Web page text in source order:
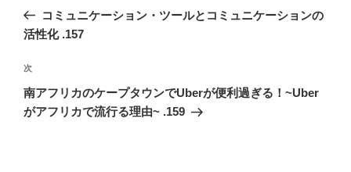
ナ
ゲ
ー
シ
の
投
コミュニケーション・ツールとコミュニケーションの
活性化 .157
次
の
投
次
南アフリカのケープタウンでUberが便利過ぎる！~Uber
がアフリカで流行る理由~ .159